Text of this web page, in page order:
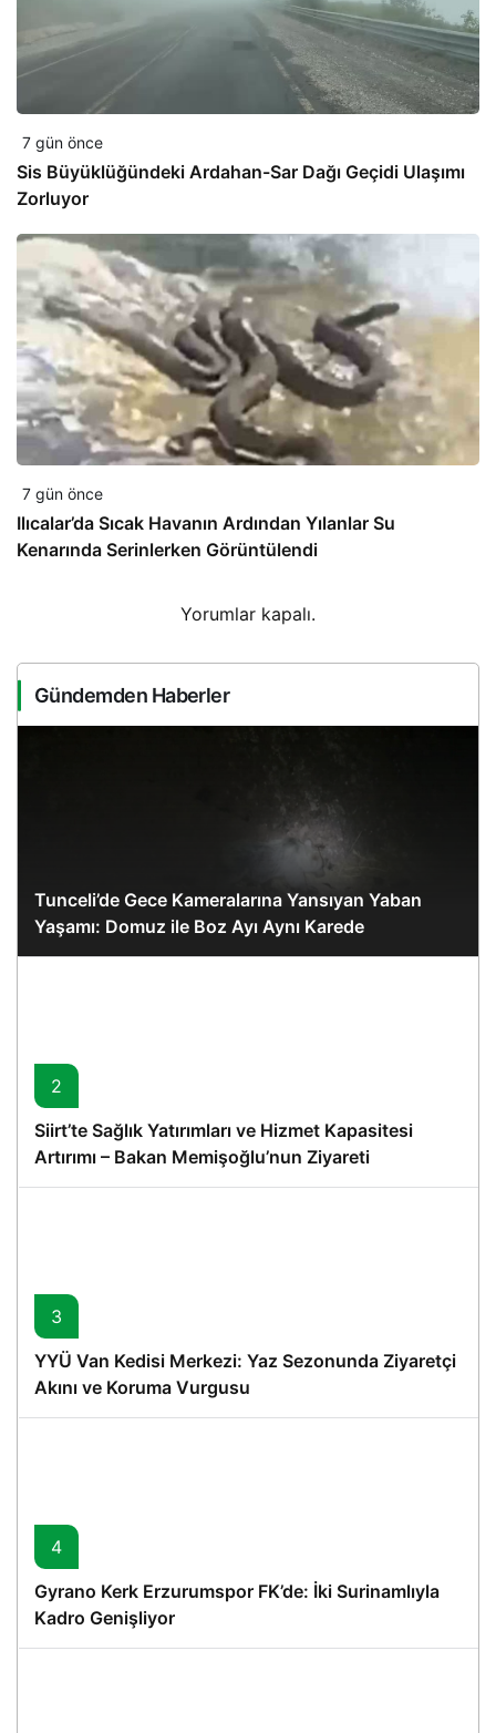
7 gün önce
Sis Büyüklüğündeki Ardahan-Sar Dağı Geçidi Ulaşımı
Zorluyor
7 gün önce
Ilıcalar’da Sıcak Havanın Ardından Yılanlar Su
Kenarında Serinlerken Görüntülendi
Yorumlar kapalı.
Gündemden Haberler
Tunceli’de Gece Kameralarına Yansıyan Yaban
Yaşamı: Domuz ile Boz Ayı Aynı Karede
2
Siirt’te Sağlık Yatırımları ve Hizmet Kapasitesi
Artırımı – Bakan Memişoğlu’nun Ziyareti
3
YYÜ Van Kedisi Merkezi: Yaz Sezonunda Ziyaretçi
Akını ve Koruma Vurgusu
4
Gyrano Kerk Erzurumspor FK’de: İki Surinamlıyla
Kadro Genişliyor